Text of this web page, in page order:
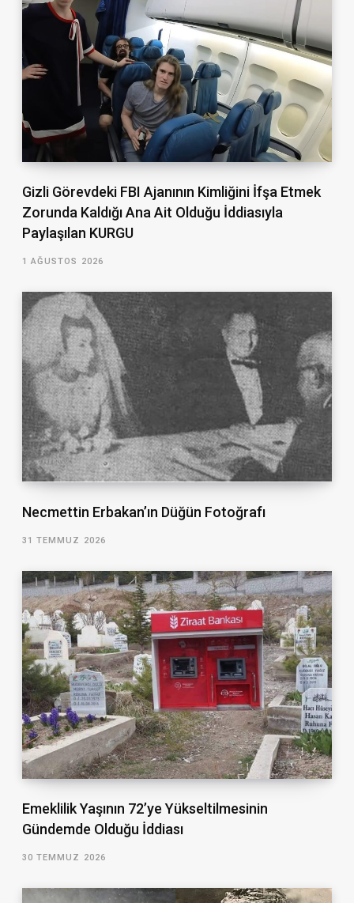
Gizli Görevdeki FBI Ajanının Kimliğini İfşa Etmek
Zorunda Kaldığı Ana Ait Olduğu İddiasıyla
Paylaşılan KURGU
1 AĞUSTOS 2026
Necmettin Erbakan’ın Düğün Fotoğrafı
31 TEMMUZ 2026
Emeklilik Yaşının 72’ye Yükseltilmesinin
Gündemde Olduğu İddiası
30 TEMMUZ 2026